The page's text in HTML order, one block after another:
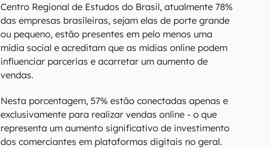
Centro Regional de Estudos do Brasil, atualmente 78%
das empresas brasileiras, sejam elas de porte grande
ou pequeno, estão presentes em pelo menos uma
mídia social e acreditam que as mídias online podem
influenciar parcerias e acarretar um aumento de
vendas.
Nesta porcentagem, 57% estão conectadas apenas e
exclusivamente para realizar vendas online - o que
representa um aumento significativo de investimento
dos comerciantes em plataformas digitais no geral.